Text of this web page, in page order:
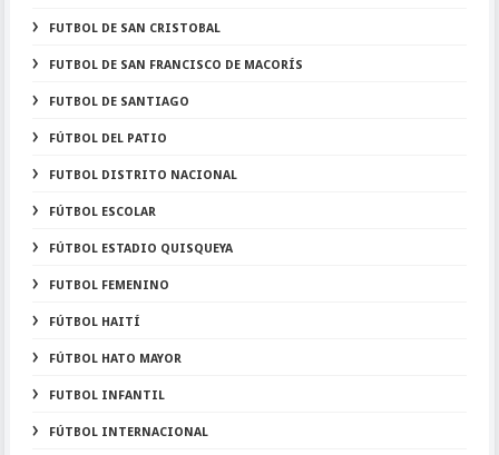
FUTBOL DE SAN CRISTOBAL
FUTBOL DE SAN FRANCISCO DE MACORÍS
FUTBOL DE SANTIAGO
FÚTBOL DEL PATIO
FUTBOL DISTRITO NACIONAL
FÚTBOL ESCOLAR
FÚTBOL ESTADIO QUISQUEYA
FUTBOL FEMENINO
FÚTBOL HAITÍ
FÚTBOL HATO MAYOR
FUTBOL INFANTIL
FÚTBOL INTERNACIONAL